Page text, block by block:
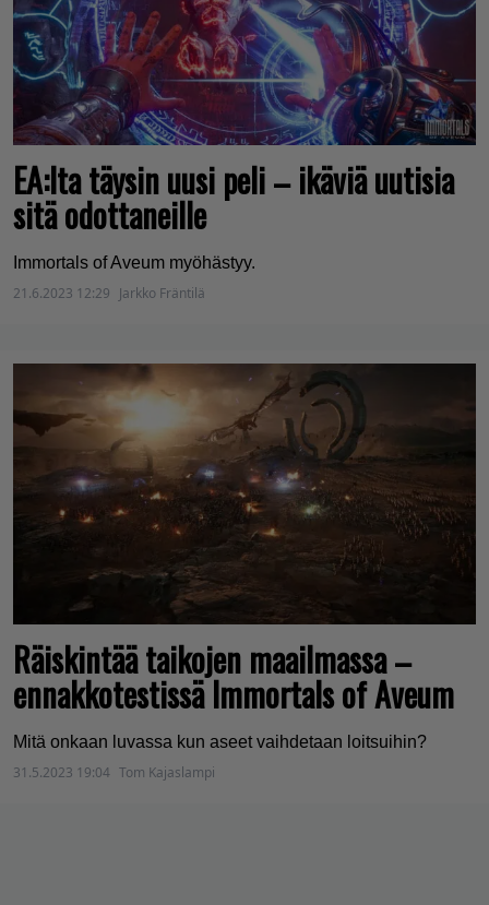
EA:lta täysin uusi peli – ikäviä uutisia
sitä odottaneille
Immortals of Aveum myöhästyy.
21.6.2023 12:29 Jarkko Fräntilä
Räiskintää taikojen maailmassa –
ennakkotestissä Immortals of Aveum
Mitä onkaan luvassa kun aseet vaihdetaan loitsuihin?
31.5.2023 19:04 Tom Kajaslampi